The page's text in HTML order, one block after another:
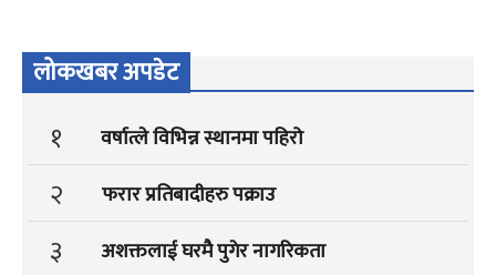
लोकखबर अपडेट
१ वर्षात्ले विभिन्न स्थानमा पहिरो
२ फरार प्रतिबादीहरु पक्राउ
३ अशक्तलाई घरमै पुगेर नागरिकता